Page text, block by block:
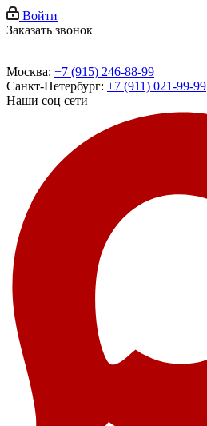
Войти
Заказать звонок
Москва: +7 (915) 246-88-99
Санкт-Петербург: +7 (911) 021-99-99
Наши соц сети